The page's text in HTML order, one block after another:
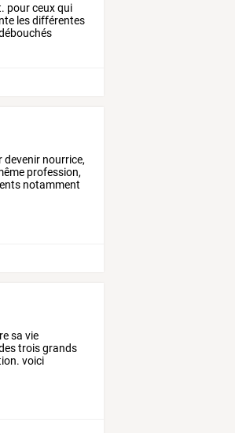
pourceuxqui
lesdifférentes
devenir nourrice,
profession,
notamment
sa vie
trois grands
voici